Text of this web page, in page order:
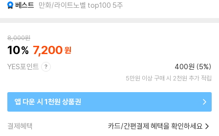
베스트 만화/라이트노벨 top100 5주
8,000원
10 7,200
YES포인트 400원 (5%)
5만원 이상 구매 시 2천원 추가 적립
앱 다운 시 1천원 상품권
결제혜택 카드/간편결제 혜택을 확인하세요